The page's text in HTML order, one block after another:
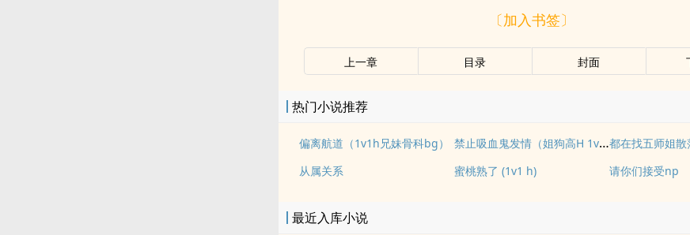
〔加入书签〕
上一章 目录 封面
热门小说推荐
偏离航道（1v1h兄妹骨科bg） 禁止吸血鬼发情（姐狗高H 1v1）都在找五师姐散
从属关系
蜜桃熟了 (1v1 h) 请你们接受np
最近入库小说